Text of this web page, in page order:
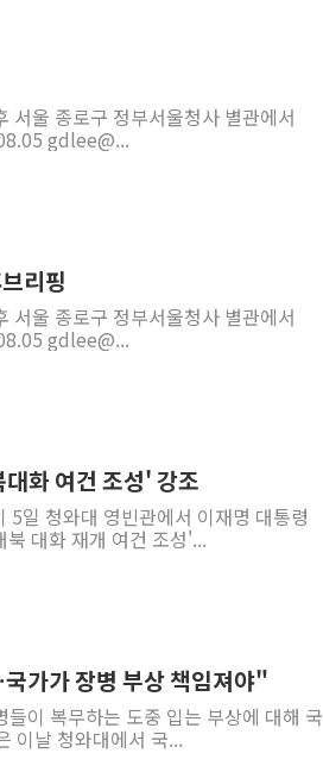
울 종로구 정부서울청사 별관에서
gdlee@...
리핑
울 종로구 정부서울청사 별관에서
gdlee@...
화 여건 조성' 강조
일 청와대 영빈관에서 이재명 대통령
북 대화 재개 여건 조성'...
가가 장병 부상 책임져야"
이 복무하는 도중 입는 부상에 대해 국
이날 청와대에서 국...